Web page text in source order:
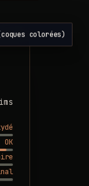
OK
colorées)